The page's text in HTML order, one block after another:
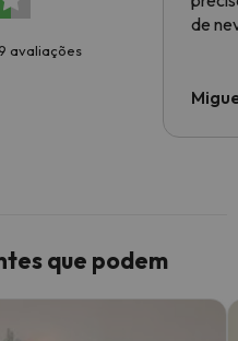
avaliações
de
que podem